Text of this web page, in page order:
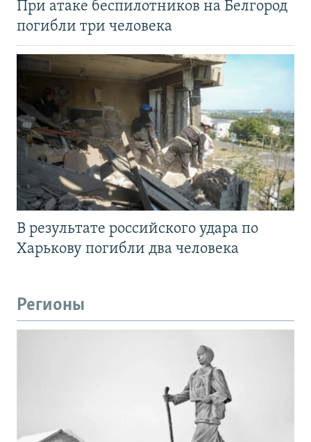
При атаке беспилотников на Белгород
погибли три человека
В результате российского удара по
Харькову погибли два человека
Регионы